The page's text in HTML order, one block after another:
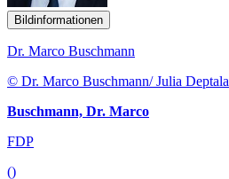
Bildinformationen
Dr. Marco Buschmann
© Dr. Marco Buschmann/ Julia Deptala
Buschmann, Dr. Marco
FDP
()